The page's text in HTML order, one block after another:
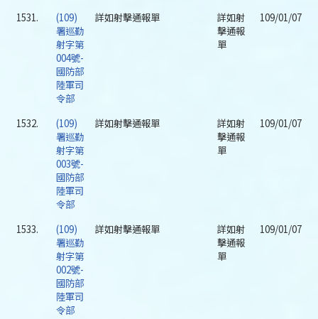
1531.
(109)
署巡勤
射字第
004號-
國防部
陸軍司
令部
詳如射擊通報單
詳如射
擊通報
單
109/01/07
1532.
(109)
署巡勤
射字第
003號-
國防部
陸軍司
令部
詳如射擊通報單
詳如射
擊通報
單
109/01/07
1533.
(109)
署巡勤
射字第
002號-
國防部
陸軍司
令部
詳如射擊通報單
詳如射
擊通報
單
109/01/07